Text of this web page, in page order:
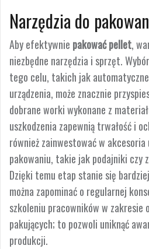
Narzędzia do
Aby efektywnie pakować pellet,
niezbędne narzędzia i sprzęt.
tego celu, takich jak
urządzenia, może znacznie
dobrane worki wykonane z
uszkodzenia zapewnią trwałość i
również zainwestować w
pakowaniu, takie jak podajniki czy
Dzięki temu etap stanie się
można zapominać o regularnej
szkoleniu pracowników w zakresie
pakujących; to pozwoli uniknąć
produkcji.